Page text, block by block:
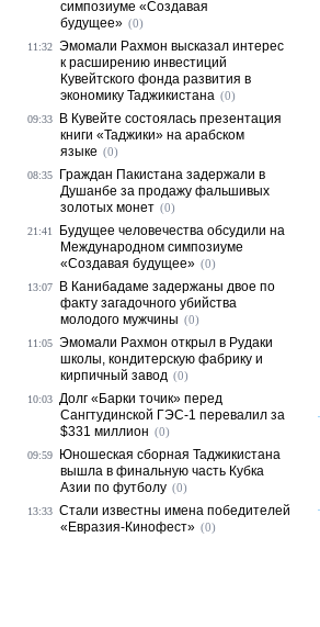
симпозиуме «Создавая
будущее» (0)
11:32 Эмомали Рахмон высказал интерес
к расширению инвестиций
Кувейтского фонда развития в
экономику Таджикистана (0)
09:33
В Кувейте состоялась презентация
книги «Таджики» на арабском
языке (0)
08:35
Граждан Пакистана задержали в
Душанбе за продажу фальшивых
золотых монет (0)
21:41
Будущее человечества обсудили на
Международном симпозиуме
«Создавая будущее» (0)
13:07
В Канибадаме задержаны двое по
факту загадочного убийства
молодого мужчины (0)
11:05 Эмомали Рахмон открыл в Рудаки
школы, кондитерскую фабрику и
кирпичный завод (0)
10:03 Долг «Барки точик» перед
Сангтудинской ГЭС-1 перевалил за
$331 миллион (0)
09:59
Юношеская сборная Таджикистана
вышла в финальную часть Кубка
Азии по футболу (0)
13:33 Стали известны имена победителей
«Евразия-Кинофест» (0)